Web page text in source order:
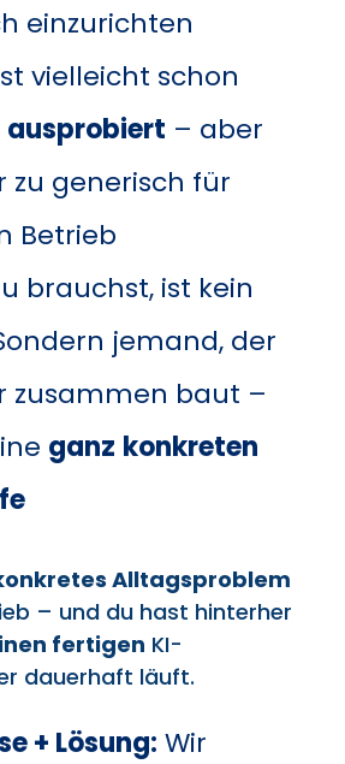
einzurichten
vielleicht schon
ausprobiert – aber
zu generisch für
Betrieb
brauchst, ist kein
jemand, der
zusammen baut –
ganz konkreten
Alltagsproblem
– und du hast hinterher
fertigen KI-
dauerhaft läuft.
+ Lösung: Wir